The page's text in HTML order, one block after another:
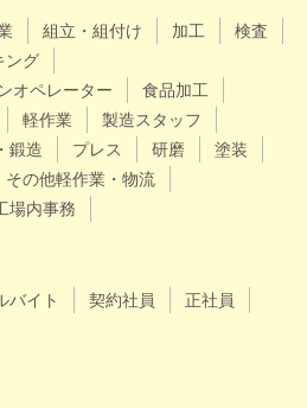
組立・組付け 加工
検査
ング
オペレーター
食品加工
軽作業
製造スタッフ
鍛造 プレス 研磨
塗装
その他軽作業・物流
場内事務
バイト 契約社員
正社員